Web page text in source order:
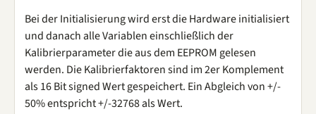
Bei der Initialisierung wird erst die Hardware initialisiert
und danach alle Variablen einschließlich der
Kalibrierparameter die aus dem EEPROM gelesen
werden. Die Kalibrierfaktoren sind im 2er Komplement
als 16 Bit signed Wert gespeichert. Ein Abgleich von +/-
50% entspricht +/-32768 als Wert.